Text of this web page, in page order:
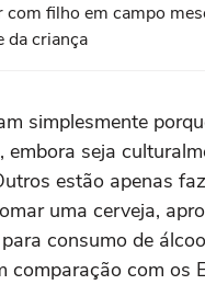
com filho em campo
da criança
simplesmente
embora seja
estão apenas
uma cerveja,
‌consumo de
comparação com os